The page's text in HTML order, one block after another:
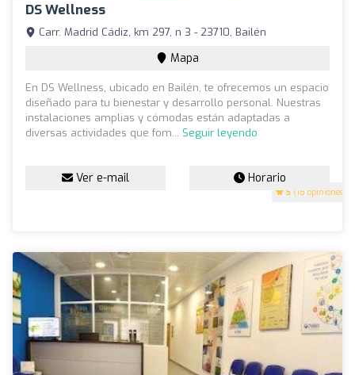
DS Wellness
5 (18 opiniones)
Carr. Madrid Cádiz, km 297, n 3 - 23710, Bailén
Mapa
En DS Wellness, ubicado en Bailén, te ofrecemos un espacio
diseñado para tu bienestar y desarrollo personal. Nuestras
instalaciones amplias y cómodas están adaptadas a
diversas actividades que fom... Seguir leyendo
Ver e-mail Horario